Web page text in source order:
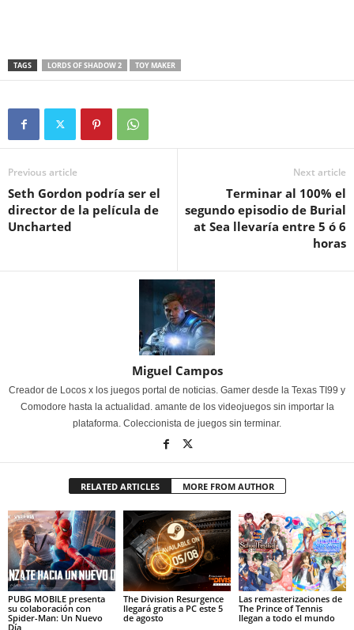
TAGS LORDS OF SHADOW 2 TOY MAKER
Previous article
Seth Gordon podría ser el
director de la película de
Uncharted
Next article
Terminar al 100% el
segundo episodio de Burial
at Sea llevaría entre 5 ó 6
horas
Miguel Campos
Creador de Locos x los juegos portal de noticias. Gamer desde la Texas TI99 y
Comodore hasta la actualidad. amante de los videojuegos sin importar la
plataforma. Coleccionista de juegos sin terminar.
RELATED ARTICLES MORE FROM AUTHOR
PUBG MOBILE presenta
su colaboración con
Spider-Man: Un Nuevo
Día
The Division Resurgence
llegará gratis a PC este 5
de agosto
Las remasterizaciones de
The Prince of Tennis
llegan a todo el mundo